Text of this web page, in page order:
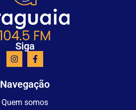
Siga
Navegação
Quem somos